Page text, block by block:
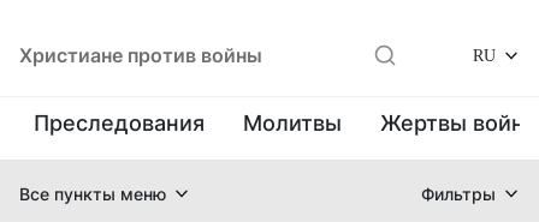
Христиане против войны RU
Преследования Молитвы Жертвы
Все пункты меню Фильтры